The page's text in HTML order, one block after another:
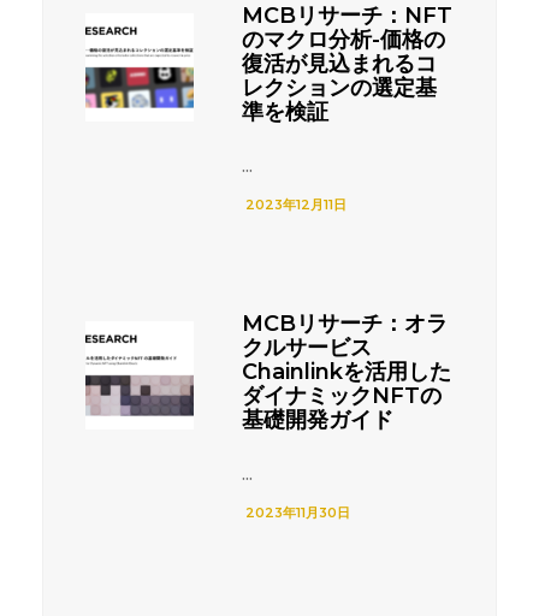
MCBリサーチ：NFT
のマクロ分析-価格の
復活が見込まれるコ
レクションの選定基
準を検証
...
2023年12月11日
MCBリサーチ：オラ
クルサービス
Chainlinkを活用した
ダイナミックNFTの
基礎開発ガイド
...
2023年11月30日